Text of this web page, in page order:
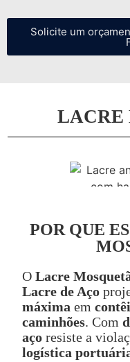
Solicite um
LACRE
POR QUE
O Lacre
Lacre de Aço
máxima em
caminhões. Com
aço resiste a
logística